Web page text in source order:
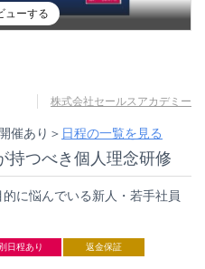
ューする
株式会社セールスアカデミー
催あり＞ 日程の一覧を見る
持つべき個人理念研修
に悩んでいる新人・若手社員
別日程あり 返金保証